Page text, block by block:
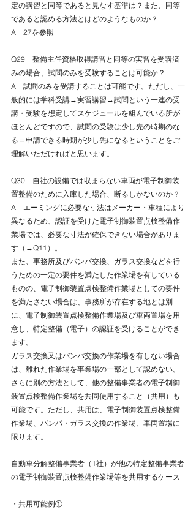
定の講習と同等であると見なす基準は？また、同等
であると認める方法とはどのようなものか？
A　27を参照
Q29　整備主任資格取得講習と同等の実習を受講済
みの場合、試問のみを受験することは可能か？
A　試問のみを受講することは可能です。ただし、一
般的には学科受講→実習講習→試問という一連の受
講・受験を想定してスケジュールを組んでいる所が
ほとんどですので、試問の受験は少し先の時期のな
る＝申請できる時期が少し先になるということをご
理解いただければと思います。
Q30　自社の設備では収まらない車両が電子制御装
置整備のために入庫した場合、断るしかないのか？
A　エーミングに必要な寸法はメーカー・車種により
異なるため、認証を受けた電子制御装置点検整備作
業場では、必要な寸法が確保できない場合がありま
す（→Q11）。
また、事務所及びバンパ交換、ガラス交換などを行
うための一定の要件を満たした作業場を有している
ものの、電子制御装置点検整備作業場としての要件
を満たさない場合は、事務所が存在する地とは別
に、電子制御装置点検整備作業場及び車両置場を用
意し、特定整備（電子）の認証を受けることができ
ます。
ガラス交換又はバンパ交換の作業場を有しない場合
は、離れた作業場を事業場の一部として認めない。
さらに別の方法として、他の整備事業者の電子制御
装置点検整備作業場を共同使用すること（共用）も
可能です。ただし、共用は、電子制御装置点検整備
作業場、バンパ・ガラス交換の作業場、車両置場に
限ります。
自動車分解整備事業者（1社）が他の特定整備事業者
の電子制御装置点検整備作業場等を共用するケース
・共用可能例①